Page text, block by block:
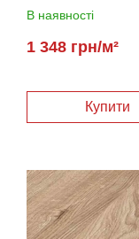
В наявності
1 348 грн/м²